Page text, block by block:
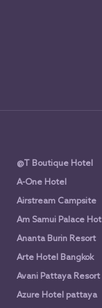
@T Boutique Hotel
A-One Hotel
Airstream Campsite
Am Samui Palace
Ananta Burin Resort
Arte Hotel Bangkok
Avani Pattaya Resort
Azure Hotel pattaya